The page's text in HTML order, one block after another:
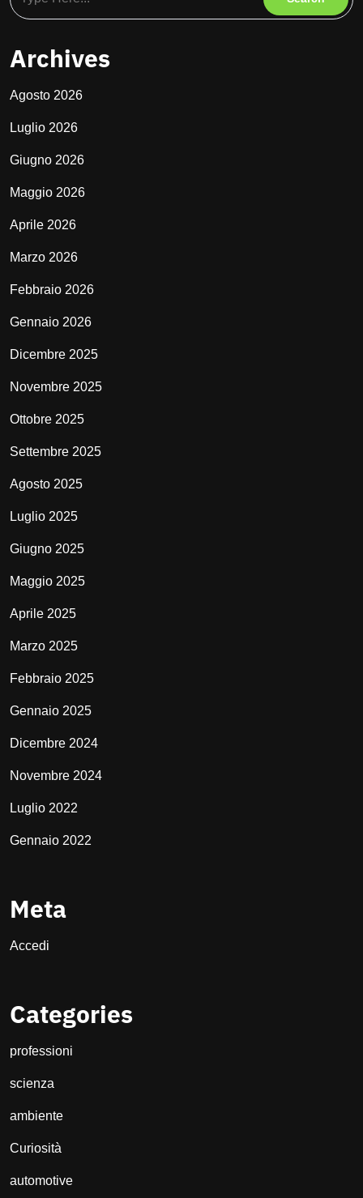
Archives
Agosto 2026
Luglio 2026
Giugno 2026
Maggio 2026
Aprile 2026
Marzo 2026
Febbraio 2026
Gennaio 2026
Dicembre 2025
Novembre 2025
Ottobre 2025
Settembre 2025
Agosto 2025
Luglio 2025
Giugno 2025
Maggio 2025
Aprile 2025
Marzo 2025
Febbraio 2025
Gennaio 2025
Dicembre 2024
Novembre 2024
Luglio 2022
Gennaio 2022
Meta
Accedi
Categories
professioni
scienza
ambiente
Curiosità
automotive